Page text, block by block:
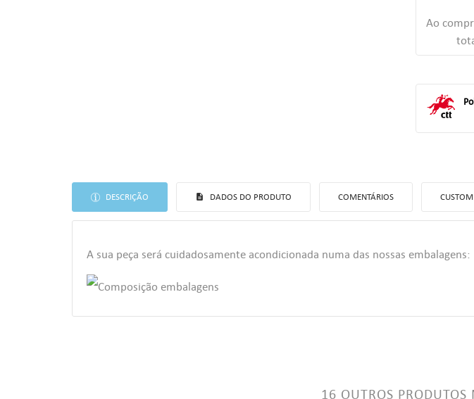
Ao
DESCRIÇÃO DADOS DO PRODUTO COMENTÁRIOS
A sua peça será cuidadosamente acondicionada numa das nossas embalagens:
16 OUTROS
AS MINHAS LISTAS DE
((CANCELTEXT))